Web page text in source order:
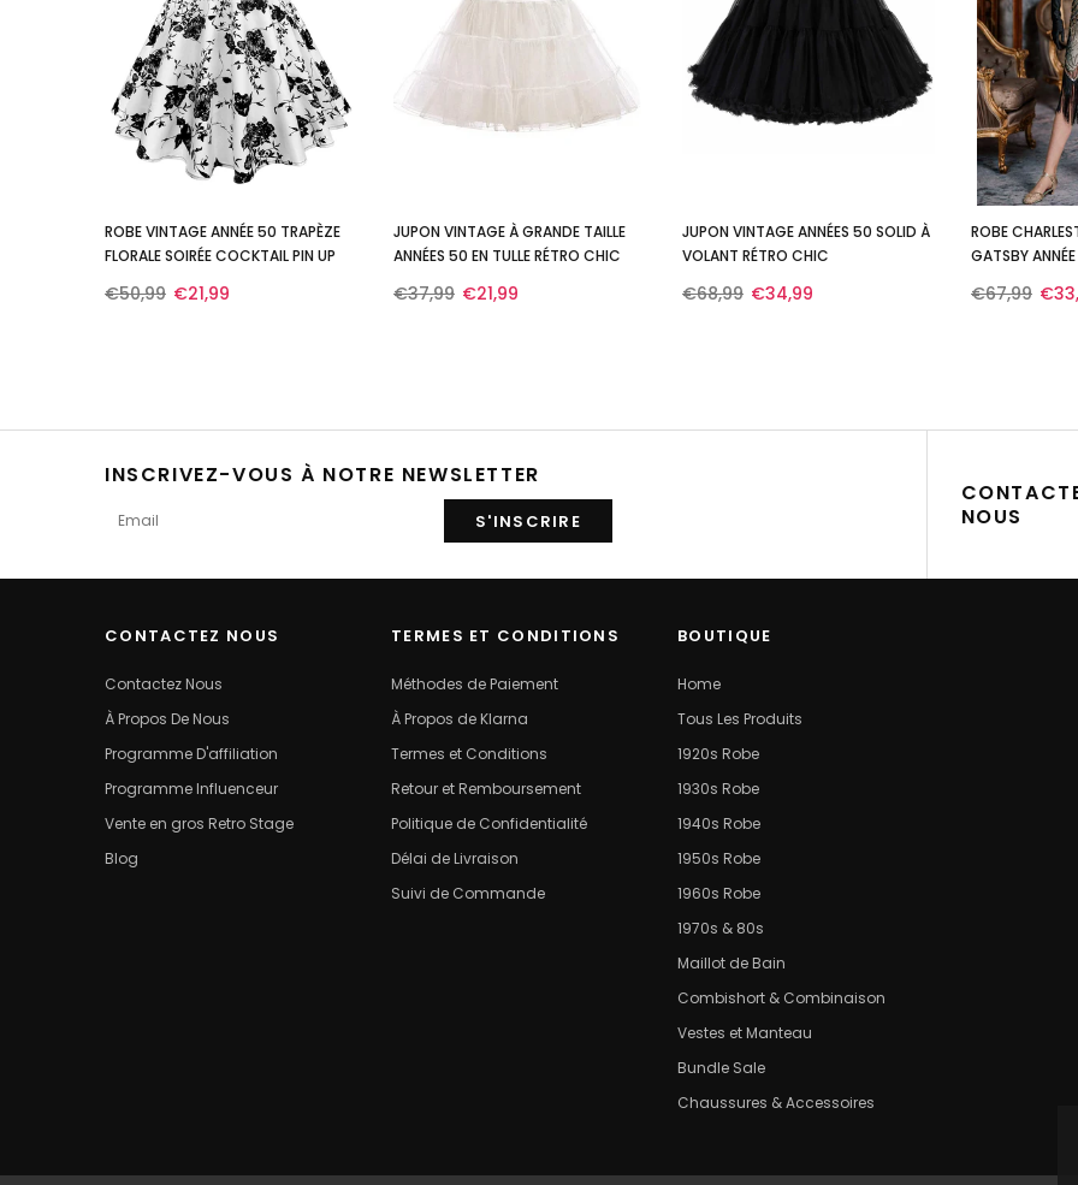
ROBE VINTAGE ANNÉE 50 TRAPÈZE
FLORALE SOIRÉE COCKTAIL PIN UP
€50,99 €21,99
JUPON VINTAGE À GRANDE TAILLE
ANNÉES 50 EN TULLE RÉTRO CHIC
€37,99 €21,99
JUPON VINTAGE ANNÉES 50 SOLID À
VOLANT RÉTRO CHIC
€68,99 €34,99
ROBE
GATSBY
€67,99
INSCRIVEZ-VOUS À NOTRE NEWSLETTER
NOUS
CONTACTEZ NOUS
Contactez Nous
À Propos De Nous
Programme D'affiliation
Programme Influenceur
Vente en gros Retro Stage
Blog
TERMES ET CONDITIONS
Méthodes de Paiement
À Propos de Klarna
Termes et Conditions
Retour et Remboursement
Politique de Confidentialité
Délai de Livraison
Suivi de Commande
BOUTIQUE
Home
Tous Les Produits
1920s Robe
1930s Robe
1940s Robe
1950s Robe
1960s Robe
1970s & 80s
Maillot de Bain
Combishort & Combinaison
Vestes et Manteau
Bundle Sale
Chaussures & Accessoires